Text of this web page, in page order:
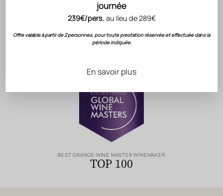
journée
239€/pers. au lieu de 289€
Offre valable à partir de 2 personnes, pour toute prestation réservée et effectuée dans la
période indiquée.
En savoir plus
RECONNAISSANCE DU SAVOIR-FAIRE GÉRARD
Évaluations& Notation
BEST ORANGE WINE MASTER WINEMAKER
TOP 100